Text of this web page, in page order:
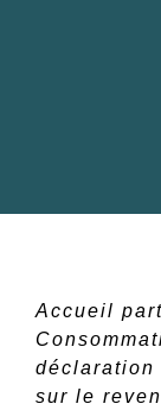
Accueil
déclaration
sur le